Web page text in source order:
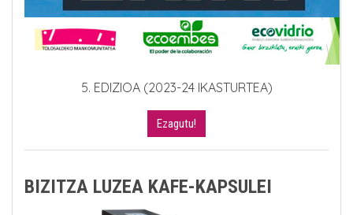
5. EDIZIOA (2023-24 IKASTURTEA)
Ezagutu!
BIZITZA LUZEA KAFE-KAPSULEI